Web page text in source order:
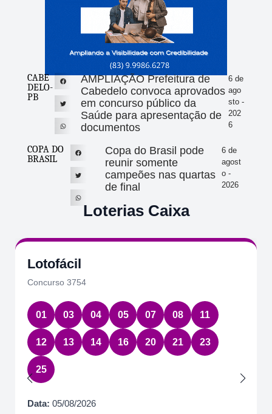
CABE
DELO-
PB
AMPLIAÇÃO Prefeitura de
Cabedelo convoca aprovados
em concurso público da
Saúde para apresentação de
documentos
6 de
ago
sto -
202
6
COPA DO
BRASIL
Copa do Brasil pode
reunir somente
campeões nas quartas
de final
6 de
agost
o -
2026
Loterias Caixa
3754
03 04 05 07 08 11
13 14 16 20 21 23
05/08/2026